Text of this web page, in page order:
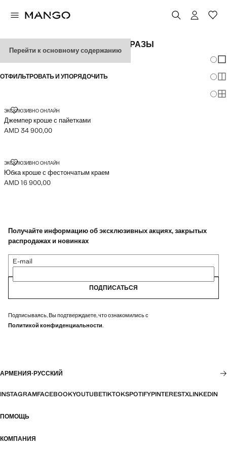
Перейти к основному содержанию
ЖЕНСКИЕ ФЕСТИВАЛЬНЫЕ ОБРАЗЫ
ОТФИЛЬТРОВАТЬ И УПОРЯДОЧИТЬ
ЭКСКЛЮЗИВНО ОНЛАЙН
Джемпер кроше с пайетками
ДЖЕМПЕР КРОШЕ С ПАЙЕТКАМИ
Текущая цена [AMD 34 900,00 ]
AMD 34 900,00
ЭКСКЛЮЗИВНО ОНЛАЙН
Юбка кроше с фестончатым краем
ЮБКА КРОШЕ С ФЕСТОНЧАТЫМ КРАЕМ
Текущая цена [AMD 16 900,00 ]
AMD 16 900,00
Получайте информацию об эксклюзивных акциях, закрытых
распродажах и новинках
E-mail
ПОДПИСАТЬСЯ
Подписываясь, Вы подтверждаете, что ознакомились с
Политикой конфиденциальности.
АРМЕНИЯ·РУССКИЙ
INSTAGRAMFACEBOOKYOUTUBETIKTOKSPOTIFYPINTERESTXLINKEDIN
ПОМОЩЬ
КОМПАНИЯ